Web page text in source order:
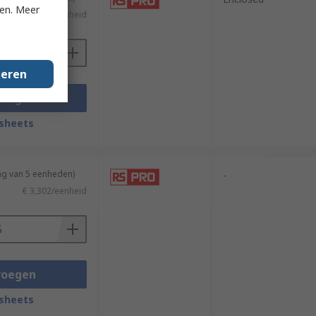
€ 1,686/eenheid
van 5 eenheden)
€ 3,302/eenheid
-
Meer